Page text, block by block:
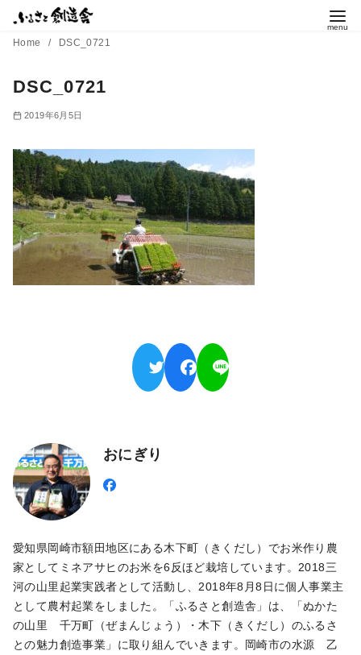
Home DSC_0721
DSC_0721
2019年6月5日
おにぎり
愛知県岡崎市額田地区にある木下町（きくだし）でお米作り農
家としてミネアサヒのお米を6反ほど栽培しています。2018三
河の山里起業実践者として活動し、2018年8月8日に個人事業主
として農村起業をしました。「ふるさと創造舎」は、「ぬかた
の山里 千万町（ぜまんじょう）・木下（きくだし）のふるさ
との魅力創造事業」に取り組んでいきます。岡崎市の水源 乙